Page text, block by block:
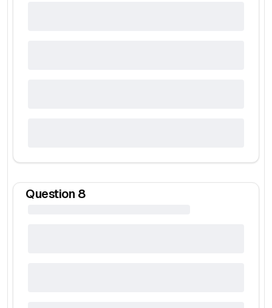
Question 8